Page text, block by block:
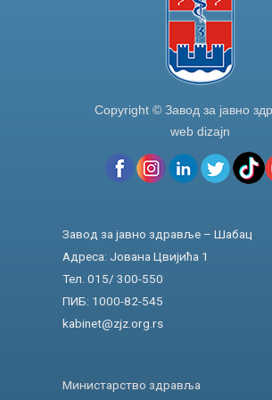
Copyright © Завод за јавно
web dizajn
Завод за јавно здравље – Шабац
Адреса: Јована Цвијића 1
Тел. 015/ 300-550
ПИБ: 1000-82-545
kabinet@zjz.org.rs
Министарство здравља